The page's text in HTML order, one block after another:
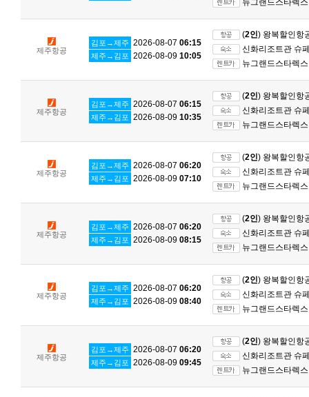
뉴그랜드스타렉
제주항공
김포→제주 2026-08-07 06:15
제주→김포 2026-08-09 10:05
(2인) 왕복할인항
신화리조트관 슈
뉴그랜드스타렉
제주항공
김포→제주 2026-08-07 06:15
제주→김포 2026-08-09 10:35
(2인) 왕복할인항
신화리조트관 슈
뉴그랜드스타렉
제주항공
김포→제주 2026-08-07 06:20
제주→김포 2026-08-09 07:10
(2인) 왕복할인항
신화리조트관 슈
뉴그랜드스타렉
제주항공
김포→제주 2026-08-07 06:20
제주→김포 2026-08-09 08:15
(2인) 왕복할인항
신화리조트관 슈
뉴그랜드스타렉
제주항공
김포→제주 2026-08-07 06:20
제주→김포 2026-08-09 08:40
(2인) 왕복할인항
신화리조트관 슈
뉴그랜드스타렉
제주항공
김포→제주 2026-08-07 06:20
제주→김포 2026-08-09 09:45
(2인) 왕복할인항
신화리조트관 슈
뉴그랜드스타렉